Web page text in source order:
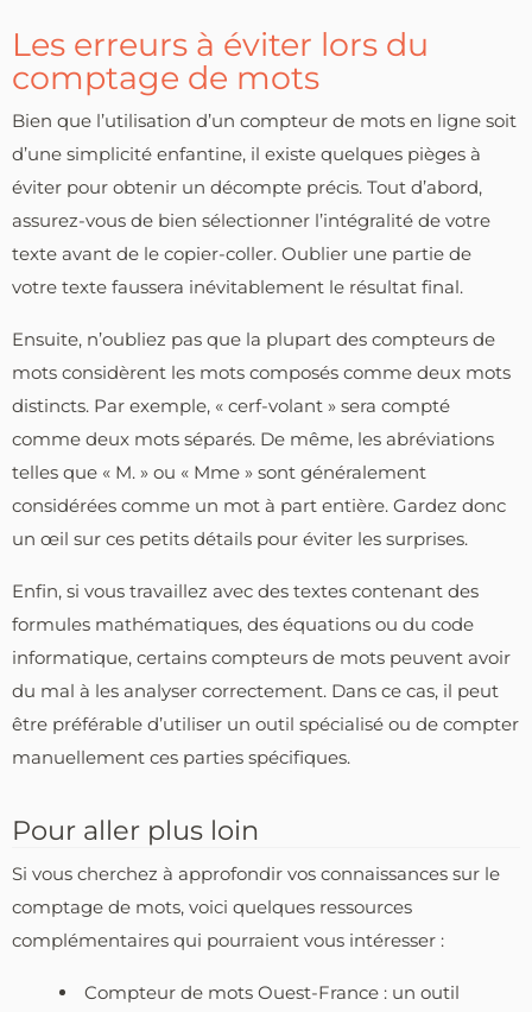
Les erreurs à éviter lors du
comptage de mots
Bien que l’utilisation d’un compteur de mots en ligne soit
d’une simplicité enfantine, il existe quelques pièges à
éviter pour obtenir un décompte précis. Tout d’abord,
assurez-vous de bien sélectionner l’intégralité de votre
texte avant de le copier-coller. Oublier une partie de
votre texte faussera inévitablement le résultat final.
Ensuite, n’oubliez pas que la plupart des compteurs de
mots considèrent les mots composés comme deux mots
distincts. Par exemple, « cerf-volant » sera compté
comme deux mots séparés. De même, les abréviations
telles que « M. » ou « Mme » sont généralement
considérées comme un mot à part entière. Gardez donc
un œil sur ces petits détails pour éviter les surprises.
Enfin, si vous travaillez avec des textes contenant des
formules mathématiques, des équations ou du code
informatique, certains compteurs de mots peuvent avoir
du mal à les analyser correctement. Dans ce cas, il peut
être préférable d’utiliser un outil spécialisé ou de compter
manuellement ces parties spécifiques.
Pour aller plus loin
Si vous cherchez à approfondir vos connaissances sur le
comptage de mots, voici quelques ressources
complémentaires qui pourraient vous intéresser :
Compteur de mots Ouest-France : un outil